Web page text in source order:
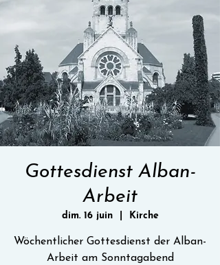
Gottesdienst Alban-
Arbeit
dim. 16 juin
  |
Kirche
Wöchentlicher Gottesdienst der Alban-